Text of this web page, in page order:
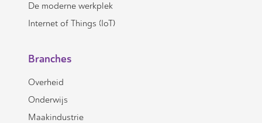
De moderne werkplek
Internet of Things (IoT)
Branches
Overheid
Onderwijs
Maakindustrie